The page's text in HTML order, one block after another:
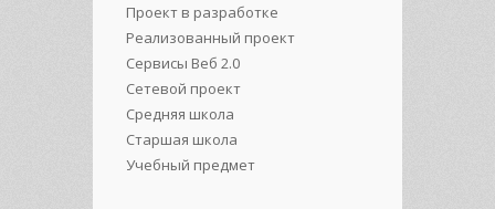
Проект в разработке
Реализованный проект
Сервисы Веб 2.0
Сетевой проект
Средняя школа
Старшая школа
Учебный предмет